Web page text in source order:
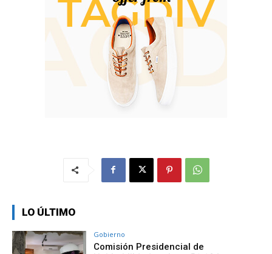
LO ÚLTIMO
Gobierno
Comisión Presidencial de